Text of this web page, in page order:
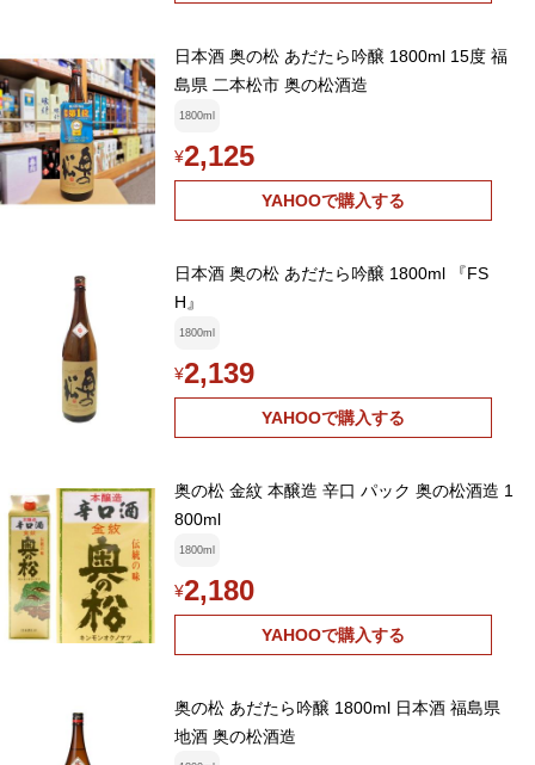
日本酒 奥の松 あだたら吟醸 1800ml 15度 福
島県 二本松市 奥の松酒造
1800ml
¥2,125
YAHOOで購入する
日本酒 奥の松 あだたら吟醸 1800ml 『FS
H』
1800ml
¥2,139
YAHOOで購入する
奥の松 金紋 本醸造 辛口 パック 奥の松酒造 1
800ml
1800ml
¥2,180
YAHOOで購入する
奥の松 あだたら吟醸 1800ml 日本酒 福島県
地酒 奥の松酒造